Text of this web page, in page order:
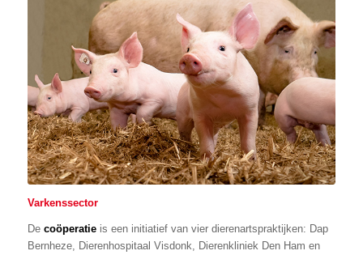
Varkenssector
De coöperatieis een initiatief van vier dierenartspraktijken: Dap
Bernheze, Dierenhospitaal Visdonk, Dierenkliniek Den Ham en